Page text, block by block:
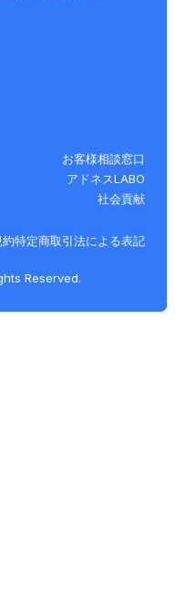
お客様相談窓口
アドネスLABO
社会貢献
特定商取引法による表記
Reserved.